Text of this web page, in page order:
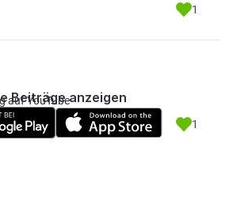
1
auf YouTube
1
Beiträge anzeigen